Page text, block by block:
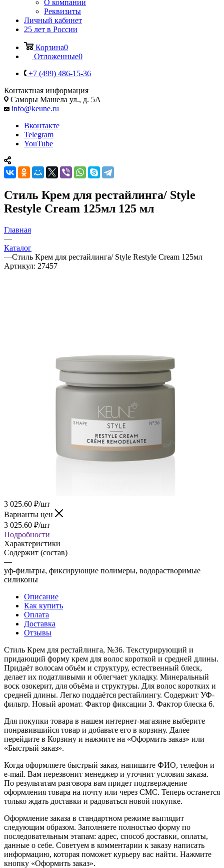
О компании
Реквизиты
Личный кабинет
25 лет в России
Корзина0
Отложенные0
+7 (499) 486-15-36
Контактная информация
Саморы Машела ул., д. 5А
info@keune.ru
Вконтакте
Telegram
YouTube
Стиль Крем для рестайлинга/ Style
Restyle Cream 125мл 125 мл
Главная
—
Каталог
—Стиль Крем для рестайлинга/ Style Restyle Cream 125мл
Артикул: 27457
3 025.60 ₽/шт
Варианты цен
3 025.60 ₽/шт
Подробности
Характеристики
Содержит (состав)
—
уф-фильтры, фиксирующие полимеры, водорастворимые
силиконы
Описание
Как купить
Оплата
Доставка
Отзывы
Стиль Крем для рестайлинга, №36. Текстурирующий и
придающий форму крем для волос короткой и средней длины.
Придаёт волосам объём и структуру, естественный блеск,
делает их податливыми и облегчает укладку. Минеральный
воск озокерит, для объёма и структуры. Для волос коротких и
средней длины. Легко поддаётся рестайлингу. Содержит УФ-
фильтр. Новый аромат. Фактор фиксации 3. Фактор блеска 6.
Для покупки товара в нашем интернет-магазине выберите
понравившийся товар и добавьте его в корзину. Далее
перейдите в Корзину и нажмите на «Оформить заказ» или
«Быстрый заказ».
Когда оформляете быстрый заказ, напишите ФИО, телефон и
e-mail. Вам перезвонит менеджер и уточнит условия заказа.
По результатам разговора вам придет подтверждение
оформления товара на почту или через СМС. Теперь останется
только ждать доставки и радоваться новой покупке.
Оформление заказа в стандартном режиме выглядит
следующим образом. Заполняете полностью форму по
последовательным этапам: адрес, способ доставки, оплаты,
данные о себе. Советуем в комментарии к заказу написать
информацию, которая поможет курьеру вас найти. Нажмите
кнопку «Оформить заказ».